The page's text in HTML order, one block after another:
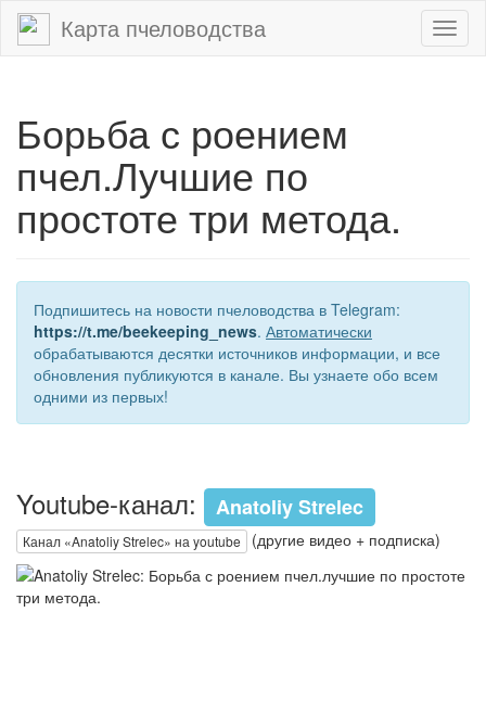
Карта пчеловодства
Борьба с роением
пчел.Лучшие по
простоте три метода.
Подпишитесь на новости пчеловодства в Telegram:
https://t.me/beekeeping_news. Автоматически
обрабатываются десятки источников информации, и все
обновления публикуются в канале. Вы узнаете обо всем
одними из первых!
Youtube-канал: Anatoliy Strelec
Канал «Anatoliy Strelec» на youtube (другие видео + подписка)